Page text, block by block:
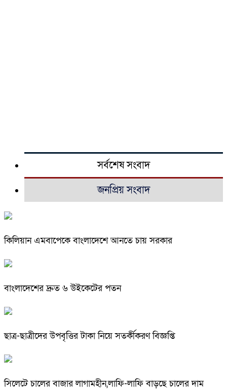
সর্বশেষ সংবাদ
জনপ্রিয় সংবাদ
কিলিয়ান এমবাপেকে বাংলাদেশে আনতে চায় সরকার
বাংলাদেশের দ্রুত ৬ উইকেটের পতন
ছাত্র-ছাত্রীদের উপবৃত্তির টাকা নিয়ে সতর্কীকরণ বিজ্ঞপ্তি
সিলেটে চালের বাজার লাগামহীন,লাফি-লাফি বাড়ছে চালের দাম